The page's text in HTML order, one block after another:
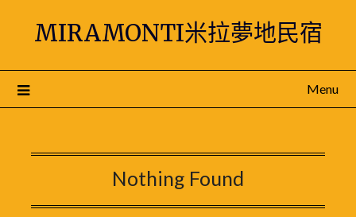
MIRAMONTI米拉夢地民宿
Menu
Nothing Found